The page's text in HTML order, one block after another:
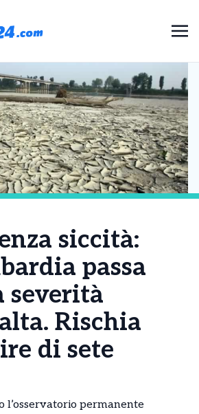
siccità:
passa
severità
Rischia
di sete
l’osservatorio permanente